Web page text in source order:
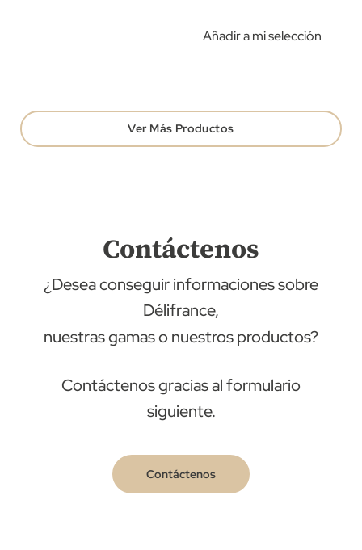
Añadir a mi selección
Ver Más Productos
Contáctenos
¿Desea conseguir informaciones sobre
Délifrance,
nuestras gamas o nuestros productos?
Contáctenos gracias al formulario
siguiente.
Contáctenos